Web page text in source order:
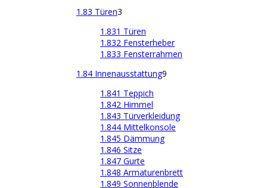
1.83 Türen3
1.831 Türen
1.832 Fensterheber
1.833 Fensterrahmen
1.84 Innenausstattung9
1.841 Teppich
1.842 Himmel
1.843 Türverkleidung
1.844 Mittelkonsole
1.845 Dämmung
1.846 Sitze
1.847 Gurte
1.848 Armaturenbrett
1.849 Sonnenblende